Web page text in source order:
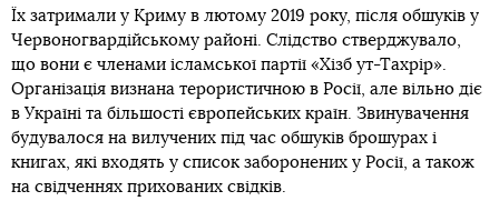
Їх затримали у Криму в лютому 2019 року, після обшуків у
Червоногвардійському районі. Слідство стверджувало,
що вони є членами ісламської партії «Хізб ут-Тахрір».
Організація визнана терористичною в Росії, але вільно діє
в Україні та більшості європейських країн. Звинувачення
будувалося на вилучених під час обшуків брошурах і
книгах, які входять у список заборонених у Росії, а також
на свідченнях прихованих свідків.